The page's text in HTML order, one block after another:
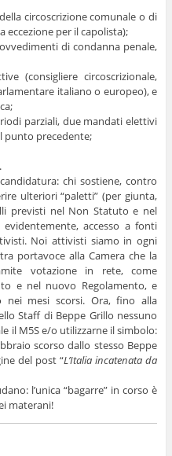
circoscrizione comunale o di
eccezione per il capolista);
di condanna penale,
(consigliere circoscrizionale,
italiano o europeo), e
parziali, due mandati elettivi
punto precedente;
chi sostiene, contro
ulteriori “paletti” (per giunta,
previsti nel Non Statuto e nel
accesso a fonti
Noi attivisti siamo in ogni
portavoce alla Camera che la
votazione in rete, come
e nel nuovo Regolamento, e
mesi scorsi. Ora, fino alla
Staff di Beppe Grillo nessuno
il M5S e/o utilizzarne il simbolo:
scorso dallo stesso Beppe
del post “L’Italia incatenata da
l’unica “bagarre” in corso è
materani!